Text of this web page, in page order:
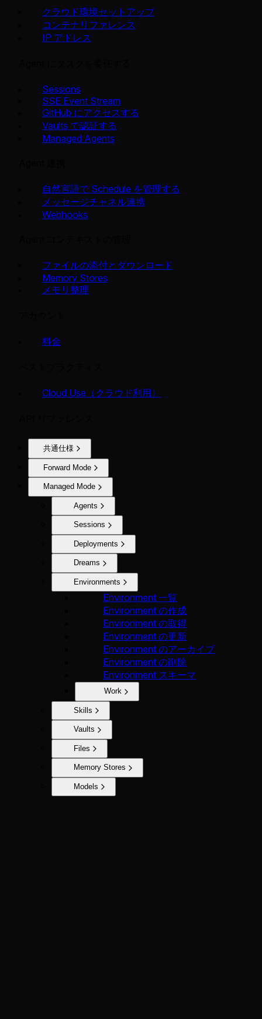
クラウド環境セットアップ
コンテナリファレンス
IP アドレス
Sessions
SSE Event Stream
GitHub にアクセスする
Vaults で認証する
Managed Agents
自然言語で Schedule を管理する
メッセージチャネル連携
Webhooks
ファイルの添付とダウンロード
Memory Stores
メモリ整理
料金
Cloud Use（クラウド利用）
共通仕様
Forward Mode
Managed Mode
Agents
Sessions
Deployments
Dreams
Environments
Environment 一覧
Environment の作成
Environment の取得
Environment の更新
Environment のアーカイブ
Environment の削除
Environment スキーマ
Work
Skills
Vaults
Files
Memory Stores
Models